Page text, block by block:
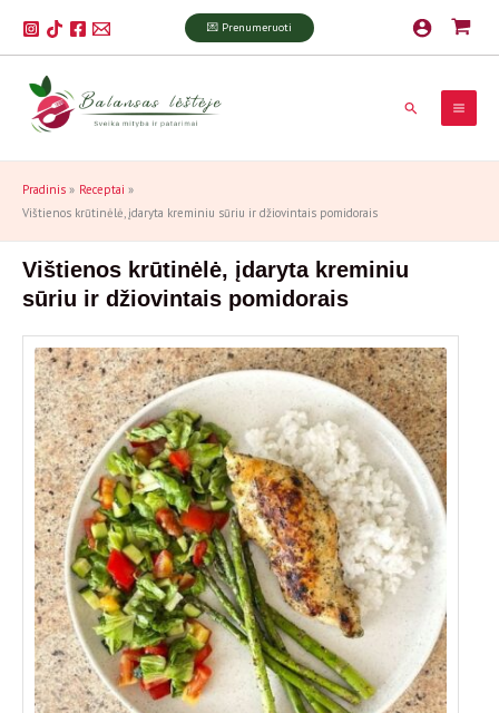
prie
turinio
💌 Prenumeruoti
Paieška
Pradinis
Receptai
Vištienos krūtinėlė, įdaryta kreminiu sūriu ir džiovintais pomidorais
Vištienos krūtinėlė, įdaryta kreminiu
sūriu ir džiovintais pomidorais
P
i
e
a